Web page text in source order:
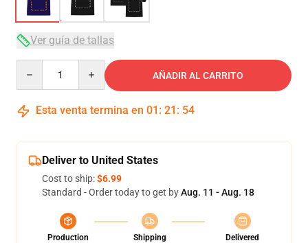
Ver guía de tallas
AÑADIR AL CARRITO
Esta venta termina en 01 : 21 : 53
Deliver to United States
Cost to ship:$6.99
Standard - Order today to get byAug. 11 - Aug. 18
Production
Shipping
Delivered